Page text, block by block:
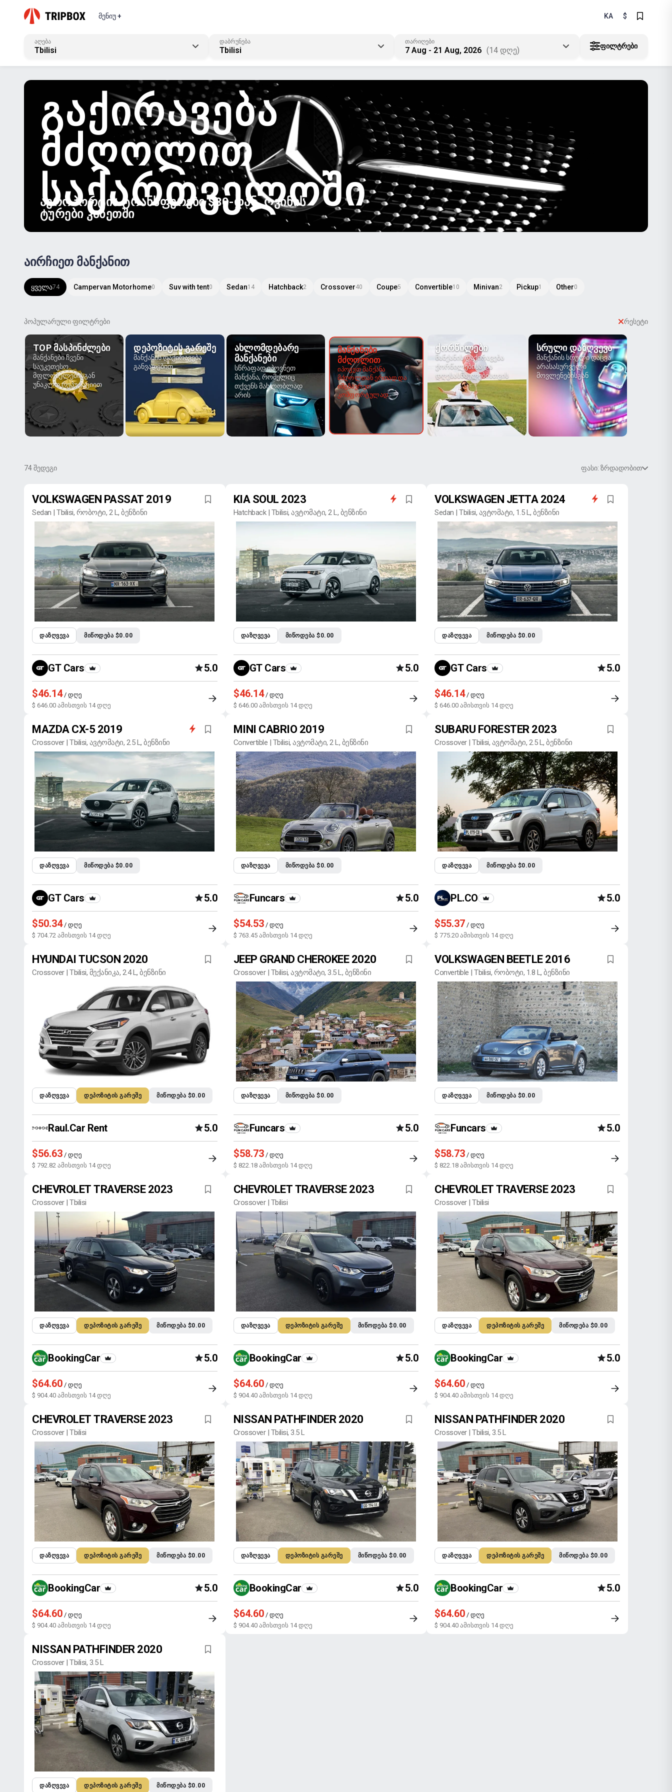
მენიუ + KA $
აღება
Tbilisi
დაბრუნება
Tbilisi
თარიღები
7 Aug - 21 Aug, 2026 (14 დღე) ᲤᲘᲚᲢᲠᲔᲑᲘ
ᲒᲐᲥᲘᲠᲐᲕᲔᲑᲐ
ᲛᲫᲦᲝᲚᲘᲗ
ᲡᲐᲥᲐᲠᲗᲕᲔᲚᲝᲨᲘ
ᲐᲔᲠᲝᲞᲝᲠᲢᲘᲡ ᲢᲠᲐᲜᲡᲤᲔᲠᲔᲑᲘ $30-ᲓᲐᲜ, ᲦᲕᲘᲜᲘᲡ
ᲢᲣᲠᲔᲑᲘ ᲙᲐᲮᲔᲗᲨᲘ
აირჩიეთ მანქანით
ყველა74 Campervan Motorhome0 Suv with tent0 Sedan14 Hatchback2 Crossover40 Coupe5 Convertible10 Minivan2 Pickup1 Other0
პოპულარული ფილტრები რესეტი
TOP ᲛᲐᲡᲞᲘᲜᲫᲚᲔᲑᲘ
მანქანები ჩვენი
საუკეთესო
მფლობელებისგან
უნაკლო რეპუტაციით
ᲓᲔᲞᲝᲖᲘᲢᲘᲡ ᲒᲐᲠᲔᲨᲔ
მანქანის დაქირავება
განვადებით
ᲐᲮᲚᲝᲛᲓᲔᲑᲐᲠᲔ
ᲛᲐᲜᲥᲐᲜᲔᲑᲘ
სწრაფად იპოვნეთ
მანქანა, რომელიც
თქვენს მახლობლად
არის
ᲛᲐᲜᲥᲐᲜᲔᲑᲘ
ᲛᲫᲦᲝᲚᲘᲗ
იპოვეთ მანქანა
მძღოლთან ერთად და
იმგზავრეთ
კომფორტულად
ᲥᲝᲠᲬᲘᲚᲔᲑᲘ
მანქანის დაქირავება
ქორწილებისა და
დღესასწაულებისთვის
ᲡᲠᲣᲚᲘ ᲓᲐᲖᲦᲕᲔᲕᲐ
მანქანის სრული დაცვა
არასასურველი
მოვლენებისგან
74შედეგი ფასი: ზრდადობით
VOLKSWAGEN PASSAT 2019
Sedan | Tbilisi, რობოტი, 2 L, ბენზინი
ᲓᲐᲖᲦᲕᲔᲕᲐ ᲛᲘᲬᲝᲓᲔᲑᲐ $0.00
GT Cars 5.0
$46.14/ დღე
$ 646.00 ამისთვის 14 დღე
KIA SOUL 2023
Hatchback | Tbilisi, ავტომატი, 2 L, ბენზინი
ᲓᲐᲖᲦᲕᲔᲕᲐ ᲛᲘᲬᲝᲓᲔᲑᲐ $0.00
GT Cars 5.0
$46.14/ დღე
$ 646.00 ამისთვის 14 დღე
VOLKSWAGEN JETTA 2024
Sedan | Tbilisi, ავტომატი, 1.5 L, ბენზინი
ᲓᲐᲖᲦᲕᲔᲕᲐ ᲛᲘᲬᲝᲓᲔᲑᲐ $0.00
GT Cars 5.0
$46.14/ დღე
$ 646.00 ამისთვის 14 დღე
MAZDA CX-5 2019
Crossover | Tbilisi, ავტომატი, 2.5 L, ბენზინი
ᲓᲐᲖᲦᲕᲔᲕᲐ ᲛᲘᲬᲝᲓᲔᲑᲐ $0.00
GT Cars 5.0
$50.34/ დღე
$ 704.72 ამისთვის 14 დღე
MINI CABRIO 2019
Convertible | Tbilisi, ავტომატი, 2 L, ბენზინი
ᲓᲐᲖᲦᲕᲔᲕᲐ ᲛᲘᲬᲝᲓᲔᲑᲐ $0.00
Funcars 5.0
$54.53/ დღე
$ 763.45 ამისთვის 14 დღე
SUBARU FORESTER 2023
Crossover | Tbilisi, ავტომატი, 2.5 L, ბენზინი
ᲓᲐᲖᲦᲕᲔᲕᲐ ᲛᲘᲬᲝᲓᲔᲑᲐ $0.00
PL.CO 5.0
$55.37 / დღე
$ 775.20 ამისთვის 14 დღე
HYUNDAI TUCSON 2020
Crossover | Tbilisi, მექანიკა, 2.4 L, ბენზინი
ᲓᲐᲖᲦᲕᲔᲕᲐ ᲓᲔᲞᲝᲖᲘᲢᲘᲡ ᲒᲐᲠᲔᲨᲔ ᲛᲘᲬᲝᲓᲔᲑᲐ $0.00
Raul.Car Rent 5.0
$56.63 / დღე
$ 792.82 ამისთვის 14 დღე
JEEP GRAND CHEROKEE 2020
Crossover | Tbilisi, ავტომატი, 3.5 L, ბენზინი
ᲓᲐᲖᲦᲕᲔᲕᲐ ᲛᲘᲬᲝᲓᲔᲑᲐ $0.00
Funcars 5.0
$58.73/ დღე
$ 822.18 ამისთვის 14 დღე
VOLKSWAGEN BEETLE 2016
Convertible | Tbilisi, რობოტი, 1.8 L, ბენზინი
ᲓᲐᲖᲦᲕᲔᲕᲐ ᲛᲘᲬᲝᲓᲔᲑᲐ $0.00
Funcars 5.0
$58.73 / დღე
$ 822.18 ამისთვის 14 დღე
CHEVROLET TRAVERSE 2023
Crossover | Tbilisi
ᲓᲐᲖᲦᲕᲔᲕᲐ ᲓᲔᲞᲝᲖᲘᲢᲘᲡ ᲒᲐᲠᲔᲨᲔ ᲛᲘᲬᲝᲓᲔᲑᲐ $0.00
BookingCar 5.0
$64.60 / დღე
$ 904.40 ამისთვის 14 დღე
CHEVROLET TRAVERSE 2023
Crossover | Tbilisi
ᲓᲐᲖᲦᲕᲔᲕᲐ ᲓᲔᲞᲝᲖᲘᲢᲘᲡ ᲒᲐᲠᲔᲨᲔ ᲛᲘᲬᲝᲓᲔᲑᲐ $0.00
BookingCar 5.0
$64.60/ დღე
$ 904.40 ამისთვის 14 დღე
CHEVROLET TRAVERSE 2023
Crossover | Tbilisi
ᲓᲐᲖᲦᲕᲔᲕᲐ ᲓᲔᲞᲝᲖᲘᲢᲘᲡ ᲒᲐᲠᲔᲨᲔ ᲛᲘᲬᲝᲓᲔᲑᲐ $0.00
BookingCar 5.0
$64.60 / დღე
$ 904.40 ამისთვის 14 დღე
CHEVROLET TRAVERSE 2023
Crossover | Tbilisi
ᲓᲐᲖᲦᲕᲔᲕᲐ ᲓᲔᲞᲝᲖᲘᲢᲘᲡ ᲒᲐᲠᲔᲨᲔ ᲛᲘᲬᲝᲓᲔᲑᲐ $0.00
BookingCar 5.0
$64.60 / დღე
$ 904.40 ამისთვის 14 დღე
NISSAN PATHFINDER 2020
Crossover | Tbilisi, 3.5 L
ᲓᲐᲖᲦᲕᲔᲕᲐ ᲓᲔᲞᲝᲖᲘᲢᲘᲡ ᲒᲐᲠᲔᲨᲔ ᲛᲘᲬᲝᲓᲔᲑᲐ $0.00
BookingCar 5.0
$64.60/ დღე
$ 904.40 ამისთვის 14 დღე
NISSAN PATHFINDER 2020
Crossover | Tbilisi, 3.5 L
ᲓᲐᲖᲦᲕᲔᲕᲐ ᲓᲔᲞᲝᲖᲘᲢᲘᲡ ᲒᲐᲠᲔᲨᲔ ᲛᲘᲬᲝᲓᲔᲑᲐ $0.00
BookingCar 5.0
$64.60 / დღე
$ 904.40 ამისთვის 14 დღე
NISSAN PATHFINDER 2020
Crossover | Tbilisi, 3.5 L
ᲓᲐᲖᲦᲕᲔᲕᲐ ᲓᲔᲞᲝᲖᲘᲢᲘᲡ ᲒᲐᲠᲔᲨᲔ ᲛᲘᲬᲝᲓᲔᲑᲐ $0.00